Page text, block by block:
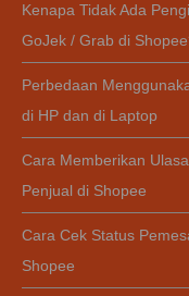
Kenapa Tidak Ada
GoJek / Grab di
Perbedaan
di HP dan di Laptop
Cara Memberikan
Penjual di Shopee
Cara Cek Status
Shopee